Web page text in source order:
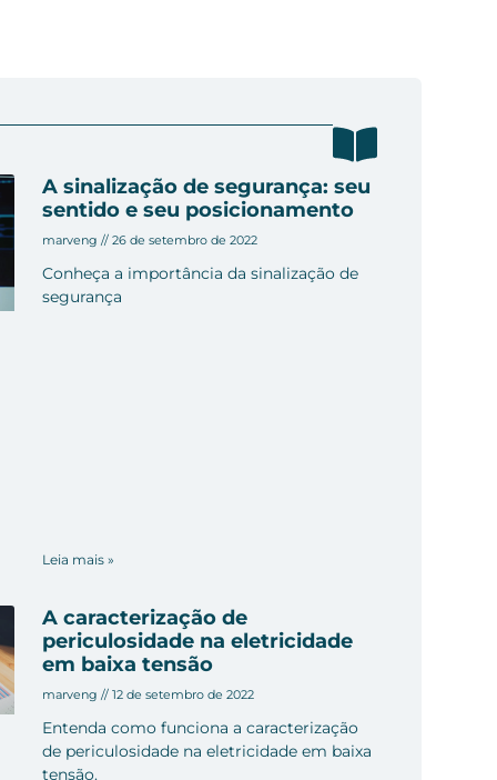
A sinalização de segurança: seu
sentido e seu posicionamento
marveng 26 de setembro de 2022
Conheça a importância da sinalização de
segurança
Leia mais »
A caracterização de
periculosidade na eletricidade
em baixa tensão
marveng 12 de setembro de 2022
Entenda como funciona a caracterização
de periculosidade na eletricidade em baixa
tensão.